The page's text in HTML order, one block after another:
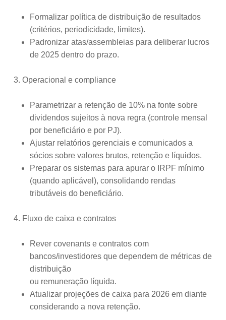
Formalizar política de distribuição de resultados
(critérios, periodicidade, limites).
Padronizar atas/assembleias para deliberar lucros
de 2025 dentro do prazo.
3. Operacional e compliance
Parametrizar a retenção de 10% na fonte sobre
dividendos sujeitos à nova regra (controle mensal
por beneficiário e por PJ).
Ajustar relatórios gerenciais e comunicados a
sócios sobre valores brutos, retenção e líquidos.
Preparar os sistemas para apurar o IRPF mínimo
(quando aplicável), consolidando rendas
tributáveis do beneficiário.
4. Fluxo de caixa e contratos
Rever covenants e contratos com
bancos/investidores que dependem de métricas de
distribuição
ou remuneração líquida.
Atualizar projeções de caixa para 2026 em diante
considerando a nova retenção.